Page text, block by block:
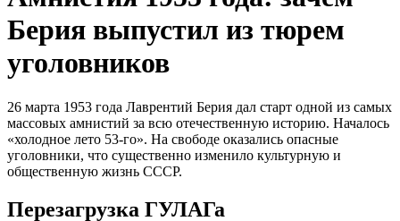
Берия выпустил из тюрем
уголовников
26 марта 1953 года Лаврентий Берия дал старт одной из самых
массовых амнистий за всю отечественную историю. Началось
«холодное лето 53-го». На свободе оказались опасные
уголовники, что существенно изменило культурную и
общественную жизнь СССР.
Перезагрузка ГУЛАГа